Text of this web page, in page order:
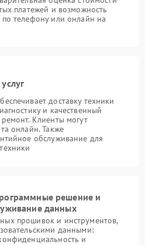
платежей и возможность
по телефону или онлайн на
доставку техники
и качественный
Клиенты могут
онлайн. Также
обслуживание для
решение и
данных
прошивок и инструментов,
данными:
и